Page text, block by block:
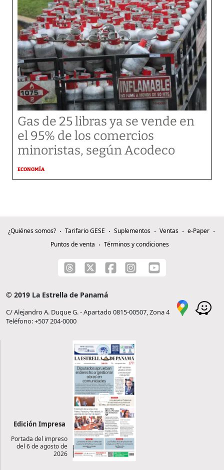
Gas de 25 libras ya se vende en
el 95% de los comercios
minoristas, según Acodeco
ECONOMÍA
¿Quiénes somos? Tarifario GESE Suplementos Ventas
e-Paper
Puntos de venta
Términos y condiciones
© 2019 La Estrella de Panamá
C/ Alejandro A. Duque G. - Apartado 0815-00507, Zona 4
Teléfono: +507 204-0000
Edición Impresa
Portada del impreso
del 6 de agosto de
2026